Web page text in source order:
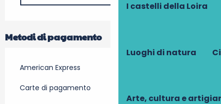
I castelli della Loira
Luoghi di natura
Arte, cultura e
Metodi di pagamento
American Express
Carte di pagamento